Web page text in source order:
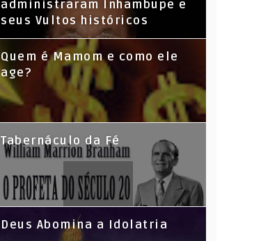
administraram Inhambupe e
seus Vultos históricos
Quem é Mamom e como ele
age?
Tabernáculo da Fé
Deus Abomina a Idolatria